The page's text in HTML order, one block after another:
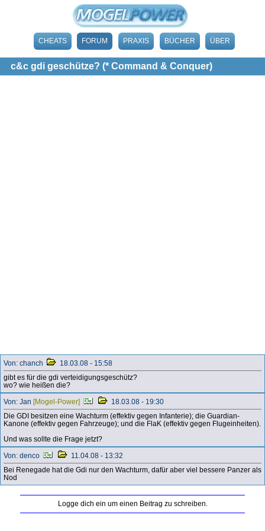
CHEATS FORUM PRAXIS BÜCHER ÜBER
c&c gdi geschütze? (* Command & Conquer)
Von: chanch
18.03.08 - 15:58
gibt es für die gdi verteidigungsgeschütz?
wo? wie heißen die?
Von: Jan [Mogel-Power]
18.03.08 - 19:30
Die GDI besitzen eine Wachturm (effektiv gegen Infanterie); die Guardian-
Kanone (effektiv gegen Fahrzeuge); und die FlaK (effektiv gegen Flugeinheiten).
Und was sollte die Frage jetzt?
Von: denco
11.04.08 - 13:32
Bei Renegade hat die Gdi nur den Wachturm, dafür aber viel bessere Panzer als
Nod
Logge dich ein um einen Beitrag zu schreiben.